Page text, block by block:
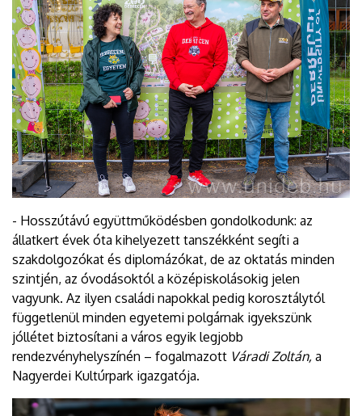
- Hosszútávú együttműködésben gondolkodunk: az
állatkert évek óta kihelyezett tanszékként segíti a
szakdolgozókat és diplomázókat, de az oktatás minden
szintjén, az óvodásoktól a középiskolásokig jelen
vagyunk. Az ilyen családi napokkal pedig korosztálytól
függetlenül minden egyetemi polgárnak igyekszünk
jóllétet biztosítani a város egyik legjobb
rendezvényhelyszínén – fogalmazott Váradi Zoltán, a
Nagyerdei Kultúrpark igazgatója.